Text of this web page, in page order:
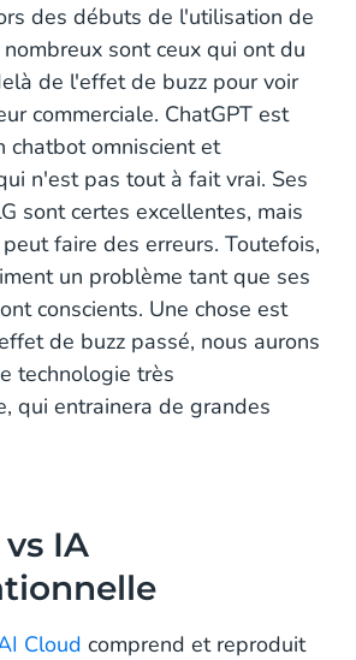
des débuts de l'utilisation de
sont ceux qui ont du
de l'effet de buzz pour voir
commerciale. ChatGPT est
chatbot omniscient et
n'est pas tout à fait vrai. Ses
sont certes excellentes, mais
faire des erreurs. Toutefois,
un problème tant que ses
conscients. Une chose est
de buzz passé, nous aurons
technologie très
qui entrainera de grandes
IA
Cloud comprend et reproduit